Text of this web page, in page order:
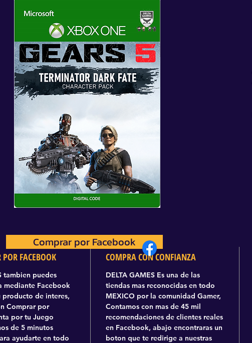
Comprar por Facebook
FACEBOOK
tambien puedes
mediante Facebook
de interes,
Comprar por
por tu Juego
de 5 minutos
ayudarte en todo
COMPRA CON CONFIANZA
DELTA GAMES Es una de las
tiendas mas reconocidas en todo
MEXICO por la comunidad Gamer,
Contamos con mas de 45 mil
recomendaciones de clientes reales
en Facebook, abajo encontraras un
boton que te redirige a nuestras
Comprar por Facebook